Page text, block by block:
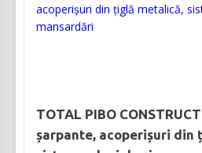
TOTAL PIBO
șarpante, acoperișuri din